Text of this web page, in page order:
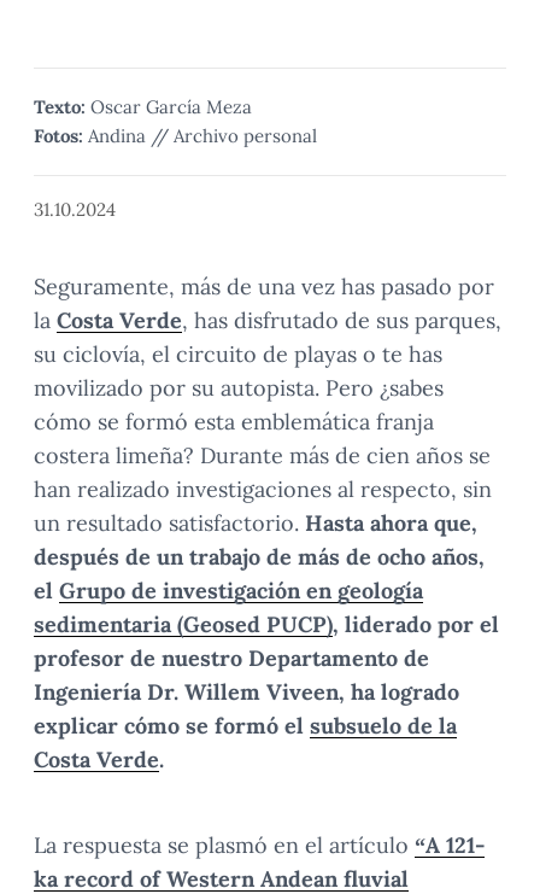
Texto: Oscar García Meza
Fotos: Andina // Archivo personal
31.10.2024
Seguramente, más de una vez has pasado por
la Costa Verde, has disfrutado de sus parques,
su ciclovía, el circuito de playas o te has
movilizado por su autopista. Pero ¿sabes
cómo se formó esta emblemática franja
costera limeña? Durante más de cien años se
han realizado investigaciones al respecto, sin
un resultado satisfactorio. Hasta ahora que,
después de un trabajo de más de ocho años,
el Grupo de investigación en geología
sedimentaria (Geosed PUCP), liderado por el
profesor de nuestro Departamento de
Ingeniería Dr. Willem Viveen, ha logrado
explicar cómo se formó el subsuelo de la
Costa Verde.
La respuesta se plasmó en el artículo “A 121-
ka record of Western Andean fluvial